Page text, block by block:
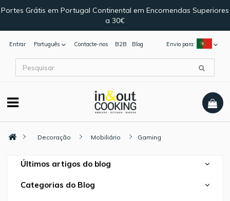
Portes Grátis em Portugal Continental em Encomendas Superiores
a 30€
Entrar Português Envio para:
Contacte-nos B2B Blog
Decoração Mobiliário Gaming
Últimos artigos do blog
Categorias do Blog